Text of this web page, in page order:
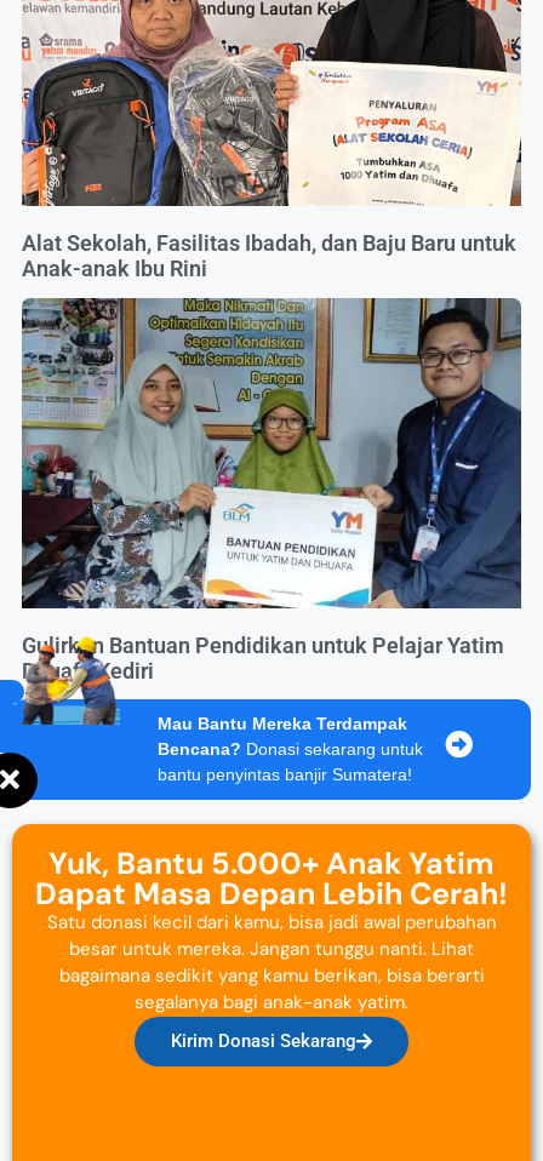
Alat Sekolah, Fasilitas Ibadah, dan Baju Baru untuk
Anak-anak Ibu Rini
Gulirkan Bantuan Pendidikan untuk Pelajar Yatim
Dhuafa Kediri
Mau Bantu Mereka Terdampak
Bencana? Donasi sekarang untuk
bantu penyintas banjir Sumatera!
Yuk, Bantu 5.000+ Anak Yatim
Dapat Masa Depan Lebih Cerah!
Satu donasi kecil dari kamu, bisa jadi awal perubahan
besar untuk mereka. Jangan tunggu nanti. Lihat
bagaimana sedikit yang kamu berikan, bisa berarti
segalanya bagi anak-anak yatim.
Kirim Donasi Sekarang